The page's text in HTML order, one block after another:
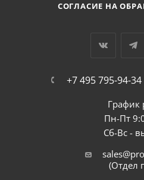
СОГЛАСИЕ НА
+7 495 795-94-34
График
Пн-Пт
Сб-Вс -
(Отдел